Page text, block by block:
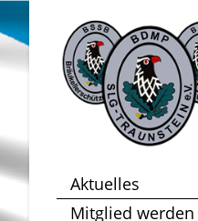
Inhalt
springen
Aktuelles
Mitglied werden